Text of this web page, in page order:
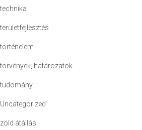
technika
területfejlesztés
történelem
törvények, határozatok
tudomány
Uncategorized
zöld átállás